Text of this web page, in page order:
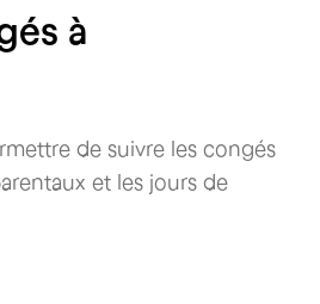
à
de suivre les congés
et les jours de